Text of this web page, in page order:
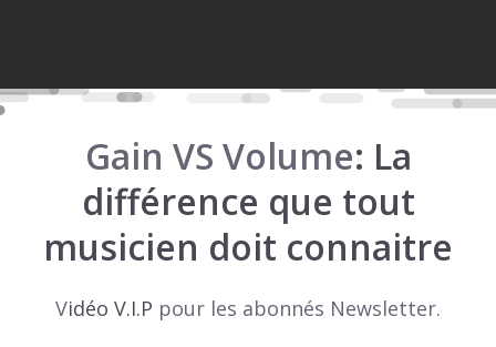
Gain VS Volume: La
différence que tout
musicien doit connaitre
Vidéo V.I.P pour les abonnés Newsletter.